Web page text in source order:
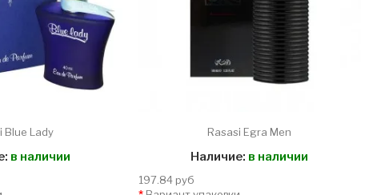
Blue Lady
в наличии
Rasasi Egra Men
Наличие: в наличии
197.84 руб